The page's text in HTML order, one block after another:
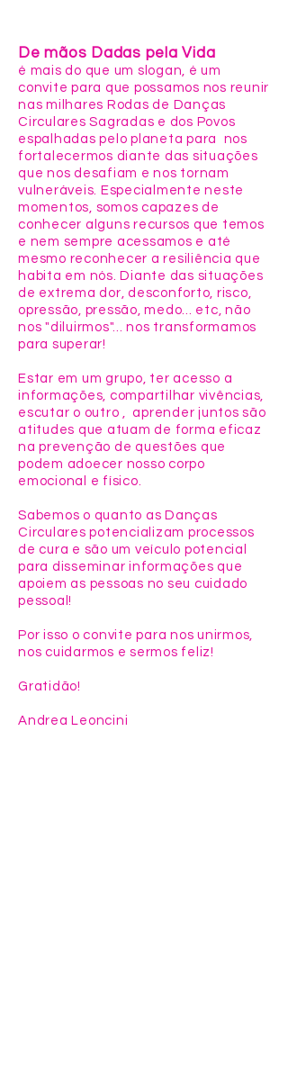
De mãos Dadas pela Vida
é mais do que um slogan, é um
convite para que possamos nos reunir
nas milhares Rodas de Danças
Circulares Sagradas e dos Povos
espalhadas pelo planeta para nos
fortalecermos diante das situações
que nos desafiam e nos tornam
vulneráveis. Especialmente neste
momentos, somos capazes de
conhecer alguns recursos que temos
e nem sempre acessamos e até
mesmo reconhecer a resiliência que
habita em nós. Diante das situações
de extrema dor, desconforto, risco,
opressão, pressão, medo... etc, não
nos "diluirmos"... nos transformamos
para superar!
Estar em um grupo, ter acesso a
informações, compartilhar vivências,
escutar o outro , aprender juntos são
atitudes que atuam de forma eficaz
na prevenção de questões que
podem adoecer nosso corpo
emocional e físico.
Sabemos o quanto as Danças
Circulares potencializam processos
de cura e são um veículo potencial
para disseminar informações que
apoiem as pessoas no seu cuidado
pessoal!
Por isso o convite para nos unirmos,
nos cuidarmos e sermos feliz!
Gratidão!
Andrea Leoncini